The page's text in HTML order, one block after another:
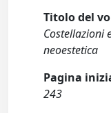
Titolo del
Costellazioni
neoestetica
Pagina
243